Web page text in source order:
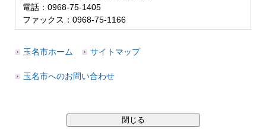
電話：0968-75-1405
ファックス：0968-75-1166
玉名市ホーム サイトマップ
玉名市へのお問い合わせ